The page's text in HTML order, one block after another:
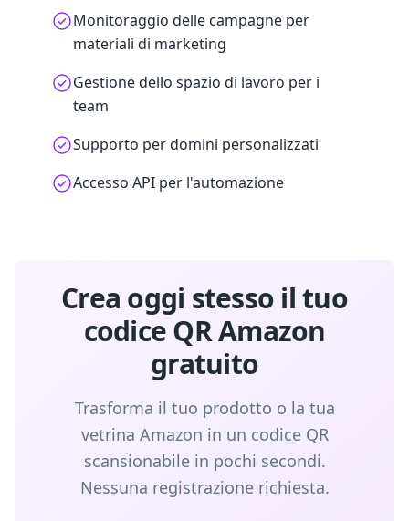
Monitoraggio delle campagne per
materiali di marketing
Gestione dello spazio di lavoro per i
team
Supporto per domini personalizzati
Accesso API per l'automazione
Crea oggi stesso il tuo
codice QR Amazon
gratuito
Trasforma il tuo prodotto o la tua
vetrina Amazon in un codice QR
scansionabile in pochi secondi.
Nessuna registrazione richiesta.